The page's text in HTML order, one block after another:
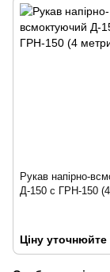
Рукав напірно-
Д-150 с ГРН-150
Ціну уточнюйте